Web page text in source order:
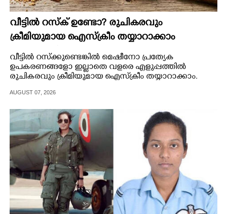
വീട്ടിൽ റസ്ക് ഉണ്ടോ? രുചികരവും
ക്രീമിയുമായ ഐസ്ക്രീം തയ്യാറാക്കാം
എളുപ്പത്തിൽ
വീട്ടിൽ റസ്ക്കുണ്ടെങ്കിൽ മെഷീനോ പ്രത്യേക
ഉപകരണങ്ങളോ ഇല്ലാതെ വളരെ എളുപ്പത്തിൽ
രുചികരവും ക്രീമിയുമായ ഐസ്ക്രീം തയ്യാറാക്കാം.
AUGUST 07, 2026